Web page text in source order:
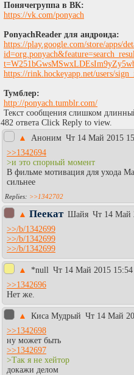
Понячегруппа в ВК:
https://vk.com/ponyach
PonyachReader для андроида:
https://play.google.com/store/apps/
https://rink.hockeyapp.net/users/
Тумблер:
http://ponyach.tumblr.com/
Текст сообщения слишком
482 ответа Click Reply to view.
▲
Аноним Чт 14 Май 2015
>>1342694
>и это спорный момент
В фильме мотивация для ухода
сильнее
>>1342702
▲ Пеекат Шайя Чт 14 Май
>>/b/1342699
>>/b/1342699
>>/b/1342699
▲ *null Чт 14 Май 2015 15:54
>>1342696
Нет же.
▲ Киса Мудрый Чт 14 Май
>>1342698
ну может быть
>>1342697
>Так я не хейтор
докажи делом